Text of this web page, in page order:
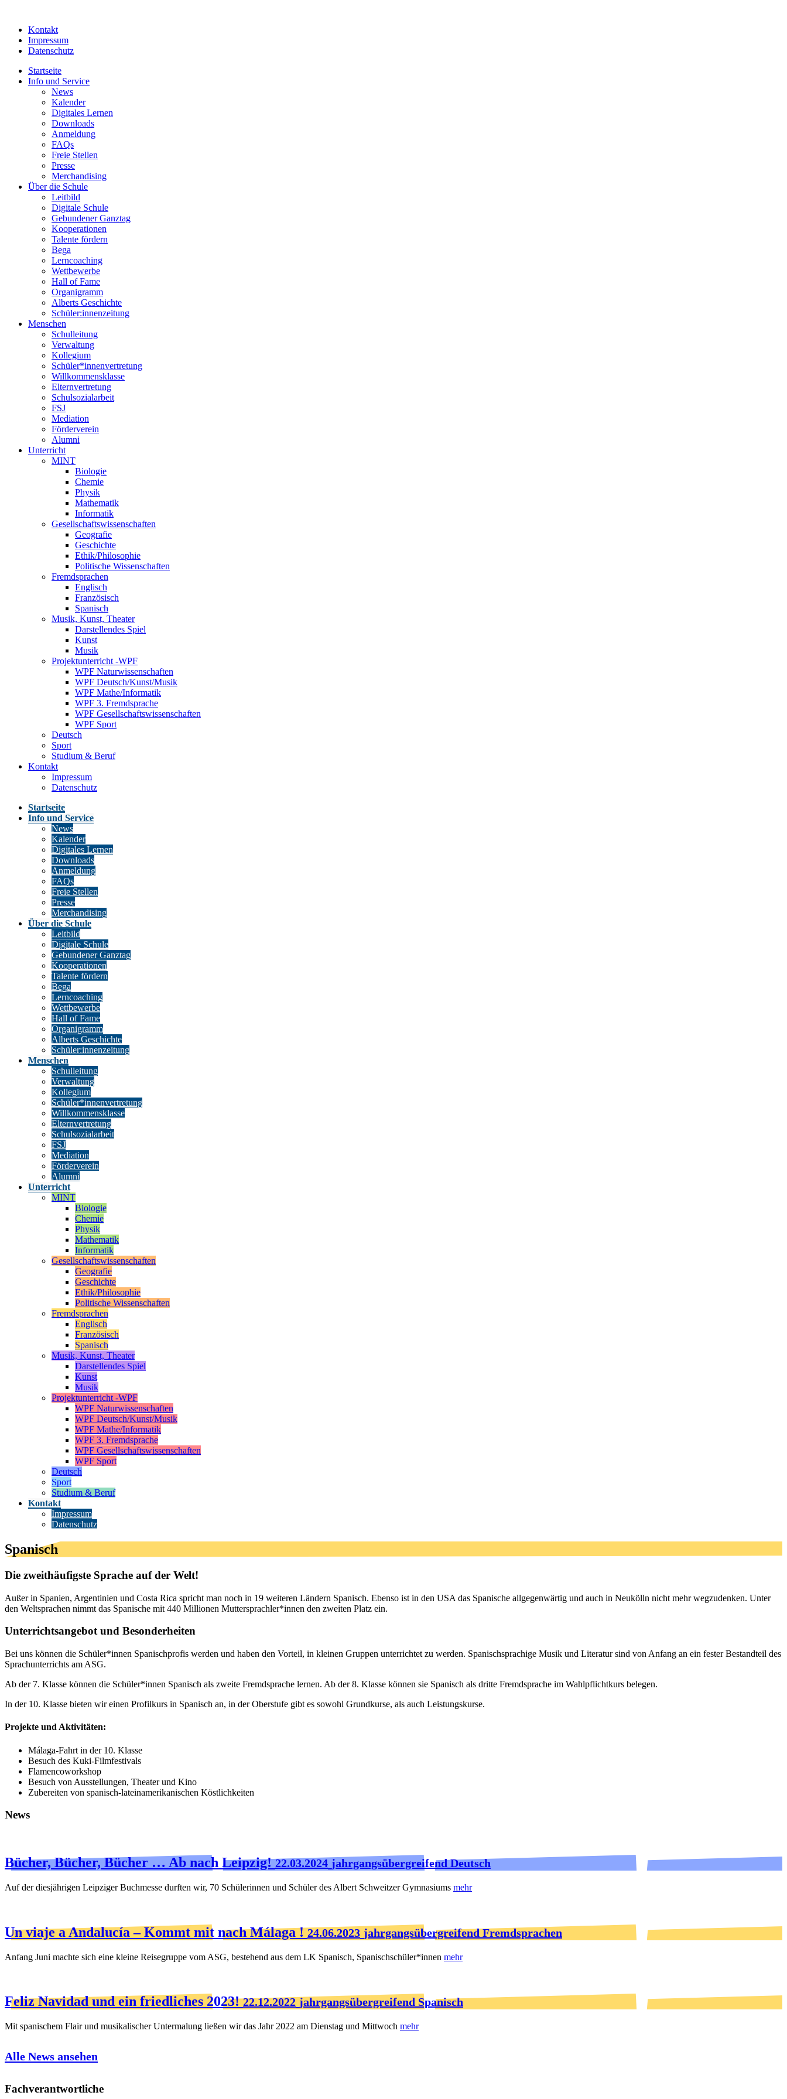
Kontakt
Impressum
Datenschutz
Startseite
Info und Service
News
Kalender
Digitales Lernen
Downloads
Anmeldung
FAQs
Freie Stellen
Presse
Merchandising
Über die Schule
Leitbild
Digitale Schule
Gebundener Ganztag
Kooperationen
Talente fördern
Bega
Lerncoaching
Wettbewerbe
Hall of Fame
Organigramm
Alberts Geschichte
Schüler:innenzeitung
Menschen
Schulleitung
Verwaltung
Kollegium
Schüler*innenvertretung
Willkommensklasse
Elternvertretung
Schulsozialarbeit
FSJ
Mediation
Förderverein
Alumni
Unterricht
MINT
Biologie
Chemie
Physik
Mathematik
Informatik
Gesellschaftswissenschaften
Geografie
Geschichte
Ethik/Philosophie
Politische Wissenschaften
Fremdsprachen
Englisch
Französisch
Spanisch
Musik, Kunst, Theater
Darstellendes Spiel
Kunst
Musik
Projektunterricht -WPF
WPF Naturwissenschaften
WPF Deutsch/Kunst/Musik
WPF Mathe/Informatik
WPF 3. Fremdsprache
WPF Gesellschaftswissenschaften
WPF Sport
Deutsch
Sport
Studium & Beruf
Kontakt
Impressum
Datenschutz
Startseite
Info und Service
News
Kalender
Digitales Lernen
Downloads
Anmeldung
FAQs
Freie Stellen
Presse
Merchandising
Über die Schule
Leitbild
Digitale Schule
Gebundener Ganztag
Kooperationen
Talente fördern
Bega
Lerncoaching
Wettbewerbe
Hall of Fame
Organigramm
Alberts Geschichte
Schüler:innenzeitung
Menschen
Schulleitung
Verwaltung
Kollegium
Schüler*innenvertretung
Willkommensklasse
Elternvertretung
Schulsozialarbeit
FSJ
Mediation
Förderverein
Alumni
Unterricht
MINT
Biologie
Chemie
Physik
Mathematik
Informatik
Gesellschaftswissenschaften
Geografie
Geschichte
Ethik/Philosophie
Politische Wissenschaften
Fremdsprachen
Englisch
Französisch
Spanisch
Musik, Kunst, Theater
Darstellendes Spiel
Kunst
Musik
Projektunterricht -WPF
WPF Naturwissenschaften
WPF Deutsch/Kunst/Musik
WPF Mathe/Informatik
WPF 3. Fremdsprache
WPF Gesellschaftswissenschaften
WPF Sport
Deutsch
Sport
Studium & Beruf
Kontakt
Impressum
Datenschutz
Spanisch
Die zweithäufigste Sprache auf der Welt!
Außer in Spanien, Argentinien und Costa Rica spricht man noch in 19 weiteren Ländern Spanisch. Ebenso ist in den USA das Spanische allgegenwärtig und auch in Neukölln nicht mehr wegzudenken. Unter
den Weltsprachen nimmt das Spanische mit 440 Millionen Muttersprachler*innen den zweiten Platz ein.
Unterrichtsangebot und Besonderheiten
Bei uns können die Schüler*innen Spanischprofis werden und haben den Vorteil, in kleinen Gruppen unterrichtet zu werden. Spanischsprachige Musik und Literatur sind von Anfang an ein fester Bestandteil des
Sprachunterrichts am ASG.
Ab der 7. Klasse können die Schüler*innen Spanisch als zweite Fremdsprache lernen. Ab der 8. Klasse können sie Spanisch als dritte Fremdsprache im Wahlpflichtkurs belegen.
In der 10. Klasse bieten wir einen Profilkurs in Spanisch an, in der Oberstufe gibt es sowohl Grundkurse, als auch Leistungskurse.
Projekte und Aktivitäten:
Málaga-Fahrt in der 10. Klasse
Besuch des Kuki-Filmfestivals
Flamencoworkshop
Besuch von Ausstellungen, Theater und Kino
Zubereiten von spanisch-lateinamerikanischen Köstlichkeiten
News
Bücher, Bücher, Bücher … Ab nach Leipzig!22.03.2024 jahrgangsübergreifend Deutsch
Auf der diesjährigen Leipziger Buchmesse durften wir, 70 Schülerinnen und Schüler des Albert Schweitzer Gymnasiums mehr
Un viaje a Andalucía – Kommt mit nach Málaga !24.06.2023 jahrgangsübergreifend Fremdsprachen
Anfang Juni machte sich eine kleine Reisegruppe vom ASG, bestehend aus dem LK Spanisch, Spanischschüler*innen mehr
Feliz Navidad und ein friedliches 2023!22.12.2022 jahrgangsübergreifend Spanisch
Mit spanischem Flair und musikalischer Untermalung ließen wir das Jahr 2022 am Dienstag und Mittwoch mehr
Alle News ansehen
Fachverantwortliche